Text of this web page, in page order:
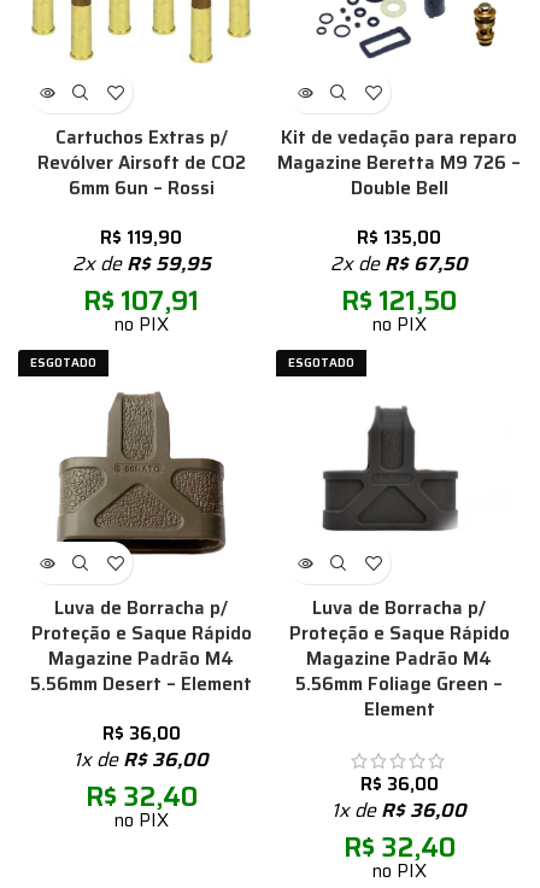
Cartuchos Extras p/
Revólver Airsoft de CO2
6mm 6un – Rossi
R$ 119,90
2x deR$59,95
R$ 107,91
no PIX
Kit de vedação para reparo
Magazine Beretta M9 726 –
Double Bell
R$ 135,00
2x deR$67,50
R$ 121,50
no PIX
ESGOTADO
Luva de Borracha p/
Proteção e Saque Rápido
Magazine Padrão M4
5.56mm Desert – Element
R$ 36,00
1x deR$36,00
R$ 32,40
no PIX
ESGOTADO
Luva de Borracha p/
Proteção e Saque Rápido
Magazine Padrão M4
5.56mm Foliage Green –
Element
R$ 36,00
1x deR$36,00
R$ 32,40
no PIX